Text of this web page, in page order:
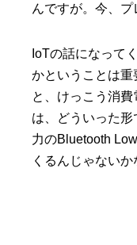
んですが。今、プ
IoTの話になって
かということは
と、けっこう消
は、どういった
力のBluetooth
くるんじゃないか